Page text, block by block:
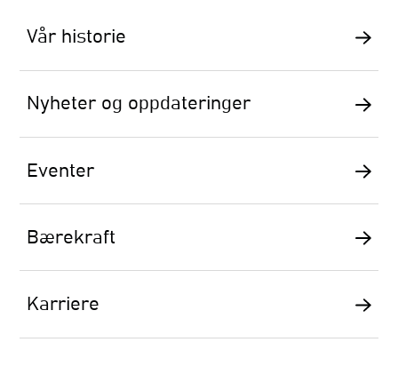
Vår historie
Nyheter og oppdateringer
Eventer
Bærekraft
Karriere